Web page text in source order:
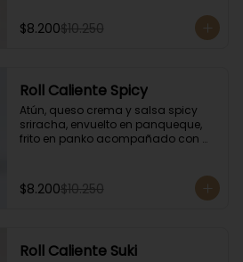
$8.200$10.250
Roll Caliente Spicy
Atún, queso crema y salsa spicy
sriracha, envuelto en panqueque,
frito en panko acompañado con
$8.200$10.250
Roll Caliente Suki